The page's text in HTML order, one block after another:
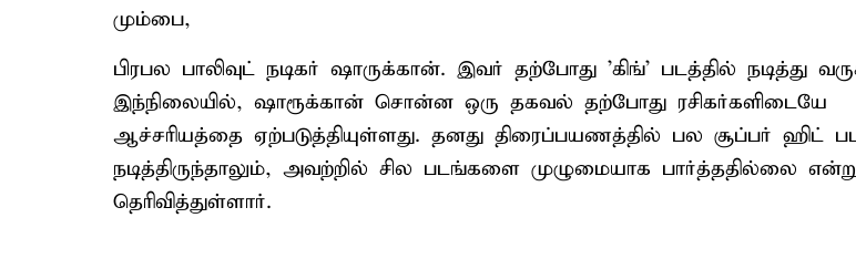
மும்பை,
பிரபல பாலிவுட் நடிகர் ஷாருக்கான். இவர் தற்போது ’கிங்’ படத்தில் நடித்து
இந்நிலையில், ஷாரூக்கான் சொன்ன ஒரு தகவல் தற்போது ரசிகர்களிடையே
ஆச்சரியத்தை ஏற்படுத்தியுள்ளது. தனது திரைப்பயணத்தில் பல சூப்பர் ஹிட்
நடித்திருந்தாலும், அவற்றில் சில படங்களை முழுமையாக பார்த்ததில்லை
தெரிவித்துள்ளார்.